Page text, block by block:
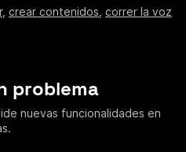
, crear contenidos correr la voz
problema
nuevas funcionalidades en